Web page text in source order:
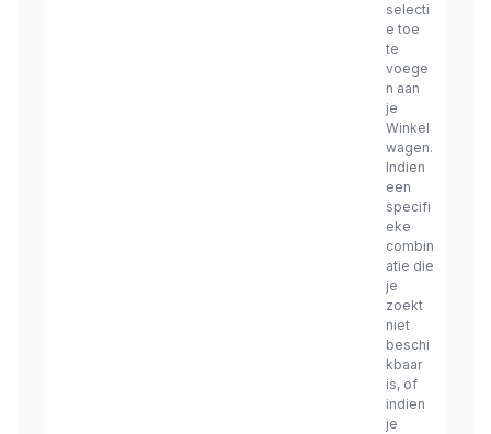
selecti
e toe
te
voege
n aan
je
Winkel
wagen.
Indien
een
specifi
eke
combin
atie die
je
zoekt
niet
beschi
kbaar
is, of
indien
je